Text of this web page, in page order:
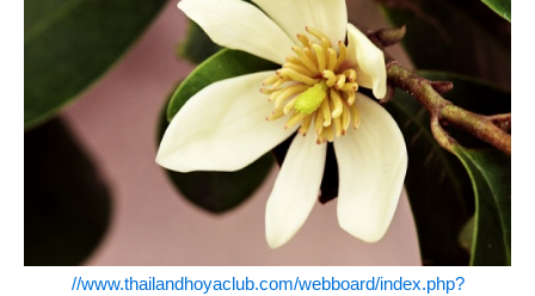
//www.thailandhoyaclub.com/webboard/index.php?